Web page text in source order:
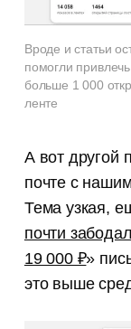
Вроде и статьи
помогли
больше 1 000
ленте
А вот другой
почте с
Тема узкая,
почти
19 000 ₽»
это выше